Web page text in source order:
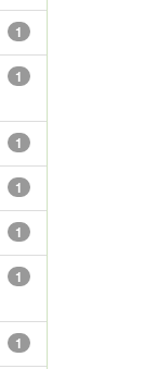
1
1
1
1
1
1
1